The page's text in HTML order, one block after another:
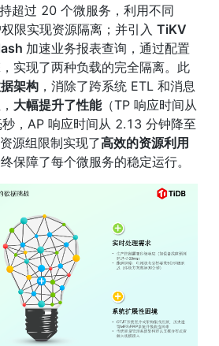
超过 20 个微服务，利用不同
限实现资源隔离；并引入 TiKV
加速业务报表查询，通过配置
实现了两种负载的完全隔离。此
架构 ，消除了跨系统 ETL 和消息
大幅提升了性能（TP 响应时间从
，AP 响应时间从 2.13 分钟降至
源组限制实现了高效的资源利用
终保障了每个微服务的稳定运行。